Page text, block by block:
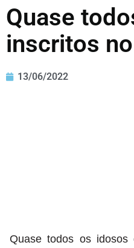
Quase
inscritos
13/06/2022
Quase todos os idosos